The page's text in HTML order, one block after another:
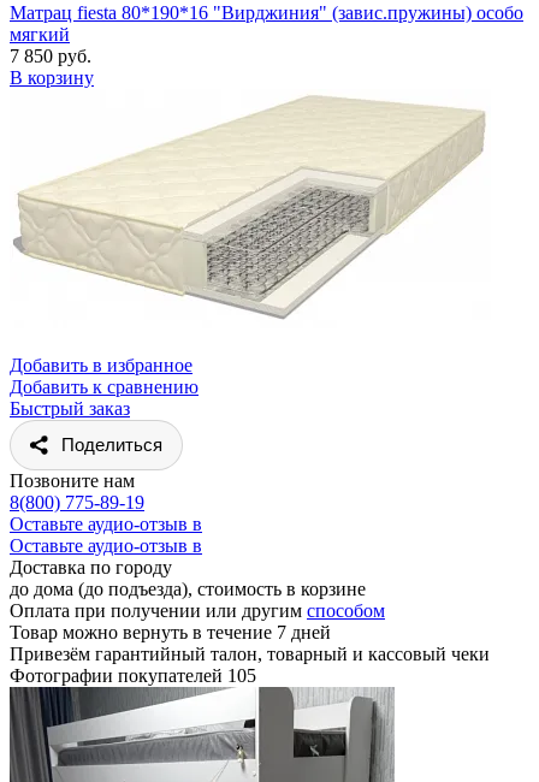
Матрац fiesta 80*190*16 "Вирджиния" (завис.пружины) особо
мягкий
7 850 руб.
В корзину
Добавить в избранное
Добавить к сравнению
Быстрый заказ
Поделиться
Позвоните нам
8(800) 775-89-19
Оставьте аудио-отзыв в
Оставьте аудио-отзыв в
Доставка по городу
до дома (до подъезда), стоимость в корзине
Оплата при получении или другим способом
Товар можно вернуть в течение 7 дней
Привезём гарантийный талон, товарный и кассовый чеки
Фотографии покупателей 105